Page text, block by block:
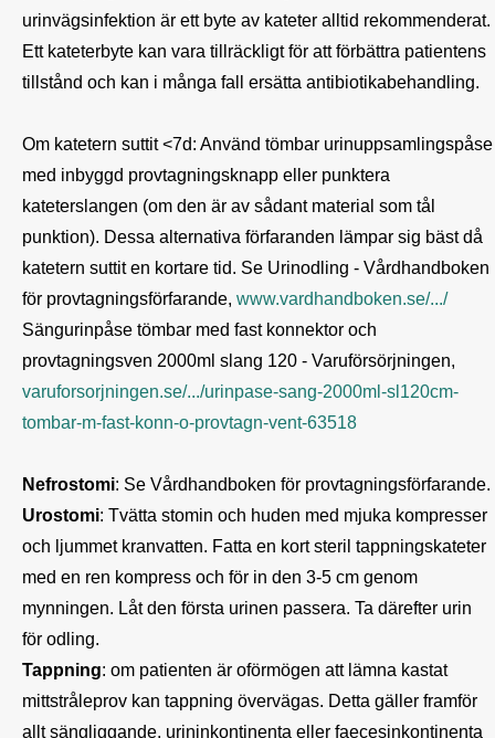
urinvägsinfektion är ett byte av kateter alltid rekommenderat.
Ett kateterbyte kan vara tillräckligt för att förbättra patientens
tillstånd och kan i många fall ersätta antibiotikabehandling.
Om katetern suttit <7d: Använd tömbar urinuppsamlingspåse
med inbyggd provtagningsknapp eller punktera
kateterslangen (om den är av sådant material som tål
punktion). Dessa alternativa förfaranden lämpar sig bäst då
katetern suttit en kortare tid. Se Urinodling - Vårdhandboken
för provtagningsförfarande, www.vardhandboken.se/.../
Sängurinpåse tömbar med fast konnektor och
varuforsorjningen.se/.../urinpase-sang-2000ml-sl120cm-
tombar-m-fast-konn-o-provtagn-vent-63518
Nefrostomi
Urostomi: Tvätta stomin och huden med mjuka kompresser
och ljummet kranvatten. Fatta en kort steril tappningskateter
med en ren kompress och för in den 3-5 cm genom
mynningen. Låt den första urinen passera. Ta därefter urin
Tappning: om patienten är oförmögen att lämna kastat
mittstråleprov kan tappning övervägas. Detta gäller framför
allt sängliggande, urininkontinenta eller faecesinkontinenta